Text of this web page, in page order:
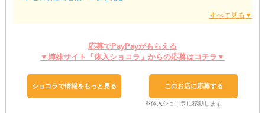
ブランク期間があっても全く問題ありません！
まずは面接にてご経歴やあなたのご希望をお聞かせください。
そちらを踏まえてより良い条件をご提示させていただきます◎
✦ ノンアル勤務にも対応可能 ✦
￣￣￣￣￣￣￣￣￣￣￣￣￣￣￣
当店では《ソフトドリンク》も各種ご用意しているため
応募でPayPayがもらえる
▼姉妹サイト「体入ショコラ」からの応募はコチラ▼
ショコラで情報をもっと見る このお店に応募する